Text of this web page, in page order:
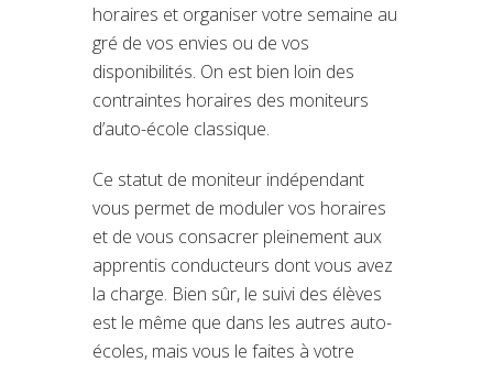
horaires et organiser votre semaine au
gré de vos envies ou de vos
disponibilités. On est bien loin des
contraintes horaires des moniteurs
d’auto-école classique.
Ce statut de moniteur indépendant
vous permet de moduler vos horaires
et de vous consacrer pleinement aux
apprentis conducteurs dont vous avez
la charge. Bien sûr, le suivi des élèves
est le même que dans les autres auto-
écoles, mais vous le faites à votre